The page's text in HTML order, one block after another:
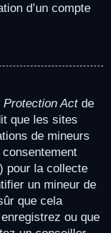
d’un compte
Protection Actde
que les sites
de mineurs
pour la collecte
un mineur de
que cela
ou que